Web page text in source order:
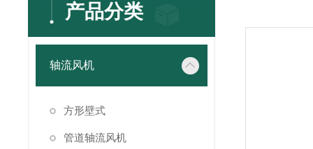
产品分类
轴流风机
方形壁式
管道轴流风机